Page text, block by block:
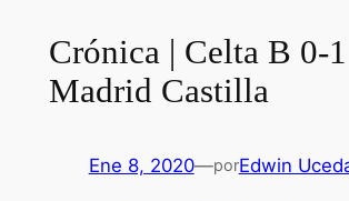
Crónica | Celta B 0-
Madrid Castilla
Ene 8, 2020—porEdwin